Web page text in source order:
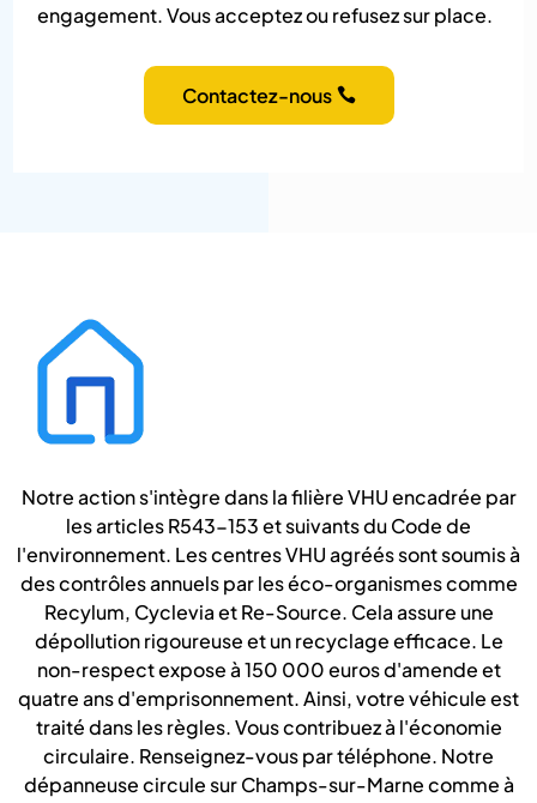
engagement. Vous acceptez ou refusez sur place.
Contactez-nous
Notre action s'intègre dans la filière VHU encadrée par
les articles R543-153 et suivants du Code de
l'environnement. Les centres VHU agréés sont soumis à
des contrôles annuels par les éco-organismes comme
Recylum, Cyclevia et Re-Source. Cela assure une
dépollution rigoureuse et un recyclage efficace. Le
non-respect expose à 150 000 euros d'amende et
quatre ans d'emprisonnement. Ainsi, votre véhicule est
traité dans les règles. Vous contribuez à l'économie
circulaire. Renseignez-vous par téléphone. Notre
dépanneuse circule sur Champs-sur-Marne comme à